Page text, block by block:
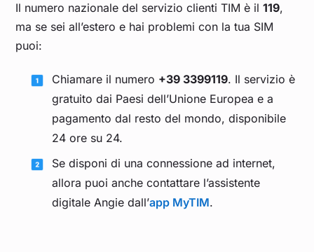
Il numero nazionale del servizio clienti TIM è il119,
ma se sei all’estero e hai problemi con la tua SIM
puoi:
Chiamare il numero +39 3399119. Il servizio è
gratuito dai Paesi dell’Unione Europea e a
pagamento dal resto del mondo, disponibile
24 ore su 24.
Se disponi di una connessione ad internet,
allora puoi anche contattare l’assistente
digitale Angie dall’app MyTIM.